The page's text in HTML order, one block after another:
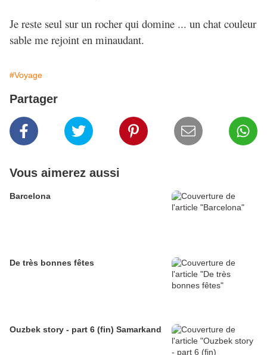
Je reste seul sur un rocher qui domine ... un chat couleur
sable me rejoint en minaudant.
#Voyage
Partager
Vous aimerez aussi
Barcelona
De très bonnes fêtes
Ouzbek story - part 6 (fin) Samarkand